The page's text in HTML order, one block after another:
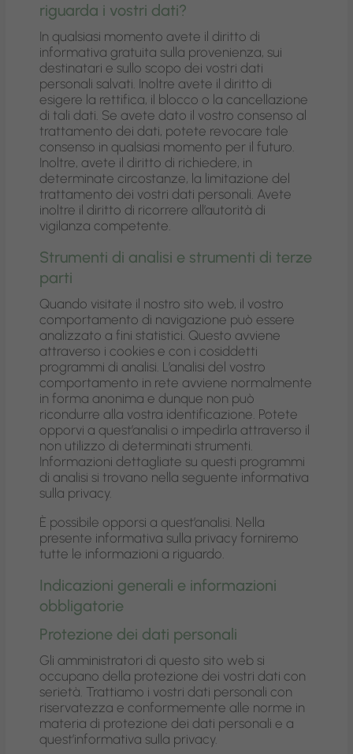
riguarda i vostri dati?
In qualsiasi momento avete il diritto di
informativa gratuita sulla provenienza, sui
destinatari e sullo scopo dei vostri dati
personali salvati. Inoltre avete il diritto di
esigere la rettifica, il blocco o la cancellazione
di tali dati. Se avete dato il vostro consenso al
trattamento dei dati, potete revocare tale
consenso in qualsiasi momento per il futuro.
Inoltre, avete il diritto di richiedere, in
determinate circostanze, la limitazione del
trattamento dei vostri dati personali. Avete
inoltre il diritto di ricorrere all’autorità di
vigilanza competente.
Strumenti di analisi e strumenti di terze
parti
Quando visitate il nostro sito web, il vostro
comportamento di navigazione può essere
analizzato a fini statistici. Questo avviene
attraverso i cookies e con i cosiddetti
programmi di analisi. L’analisi del vostro
comportamento in rete avviene normalmente
in forma anonima e dunque non può
ricondurre alla vostra identificazione. Potete
opporvi a quest’analisi o impedirla attraverso il
non utilizzo di determinati strumenti.
Informazioni dettagliate su questi programmi
di analisi si trovano nella seguente informativa
sulla privacy.
È possibile opporsi a quest’analisi. Nella
presente informativa sulla privacy forniremo
tutte le informazioni a riguardo.
Indicazioni generali e informazioni
obbligatorie
Protezione dei dati personali
Gli amministratori di questo sito web si
occupano della protezione dei vostri dati con
serietà. Trattiamo i vostri dati personali con
riservatezza e conformemente alle norme in
materia di protezione dei dati personali e a
quest’informativa sulla privacy.